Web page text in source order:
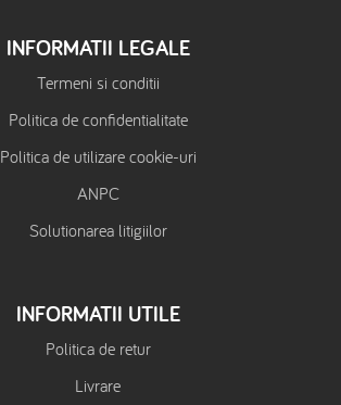
INFORMATII LEGALE
Termeni si conditii
Politica de confidentialitate
Politica de utilizare cookie-uri
ANPC
Solutionarea litigiilor
INFORMATII UTILE
Politica de retur
Livrare